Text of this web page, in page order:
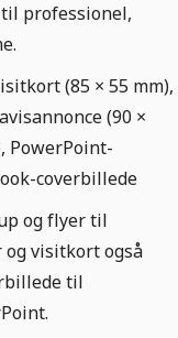
professionel,
(85 × 55 mm),
(90 ×
PowerPoint-
coverbillede
og flyer til
og visitkort også
til